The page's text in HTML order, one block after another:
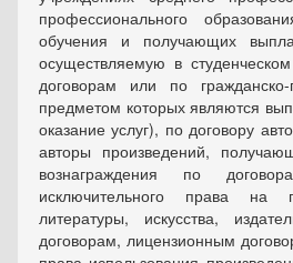
профессионального
обучения и получающих
осуществляемую в
договорам или по
предметом которых являются
оказание услуг), по договору
авторы произведений,
вознаграждения по
исключительного права на
литературы, искусства,
договорам, лицензионным